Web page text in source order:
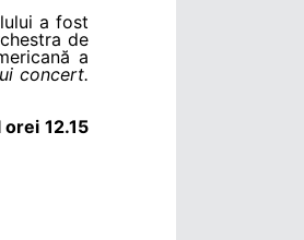
a fost
de
a
concert.
12.15